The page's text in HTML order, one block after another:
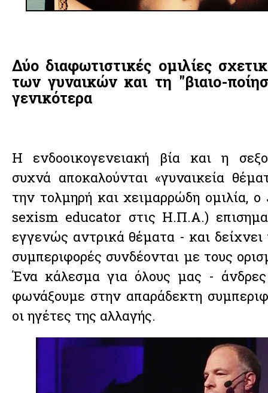
Δύο διαφωτιστικές ομιλίες
των γυναικών και τη "βιαιο-
γενικότερα
Η ενδοοικογενειακή βία και η
συχνά αποκαλούνται «γυναικεία
την τολμηρή και χειμαρρώδη ομιλία,
sexism educator στις Η.Π.Α.)
εγγενώς αντρικά θέματα - και δείχνει
συμπεριφορές συνδέονται με τους
Ένα κάλεσμα για όλους μας -
φωνάξουμε στην απαράδεκτη
οι ηγέτες της αλλαγής.